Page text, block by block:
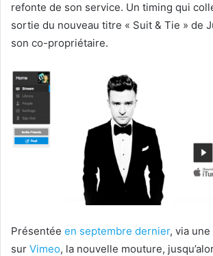
refonte de son service. Un timing qui
sortie du nouveau titre « Suit & Tie » de
son co-propriétaire.
Présentée en septembre dernier, via
sur Vimeo, la nouvelle mouture,